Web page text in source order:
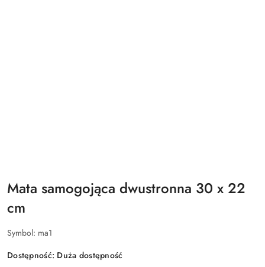
Mata samogojąca dwustronna 30 x 22
cm
Symbol: ma1
Dostępność: Duża dostępność